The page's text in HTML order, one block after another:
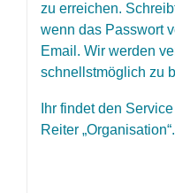
zu erreichen.
wenn das Passwort
Email. Wir werden
schnellstmöglich zu
Ihr findet den
Reiter „Organisation“.